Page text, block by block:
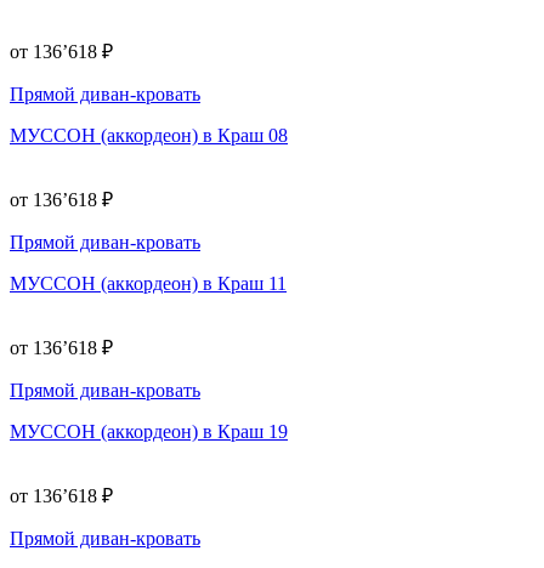
от 136’618 ₽
Прямой диван-кровать
МУССОН (аккордеон) в Краш 08
от 136’618 ₽
Прямой диван-кровать
МУССОН (аккордеон) в Краш 11
от 136’618 ₽
Прямой диван-кровать
МУССОН (аккордеон) в Краш 19
от 136’618 ₽
Прямой диван-кровать